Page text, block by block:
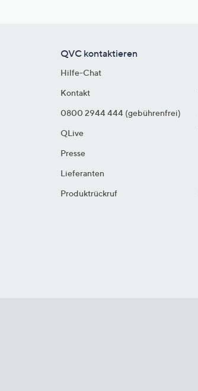
QVC kontaktieren
Hilfe-Chat
Kontakt
0800 2944 444 (gebührenfrei)
QLive
Presse
Lieferanten
Produktrückruf